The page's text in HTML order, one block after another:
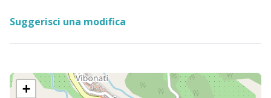
Suggerisci una modifica
+